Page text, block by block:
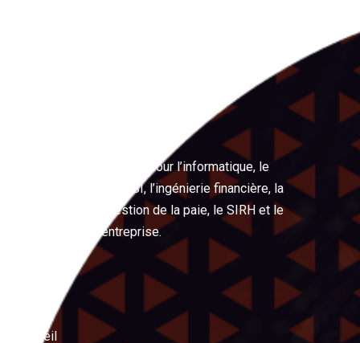
Votre partenaire expert pour l’informatique, le
management, les PSSI, l’ingénierie financière, la
digitalisation, la gestion de la paie, le SIRH et le
management d’entreprise.
Accueil